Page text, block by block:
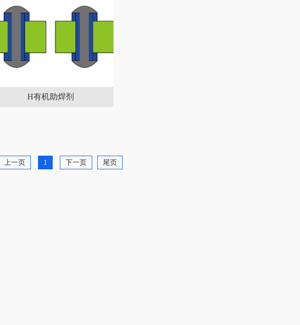
H有机助焊剂
上一页 1 下一页 尾页